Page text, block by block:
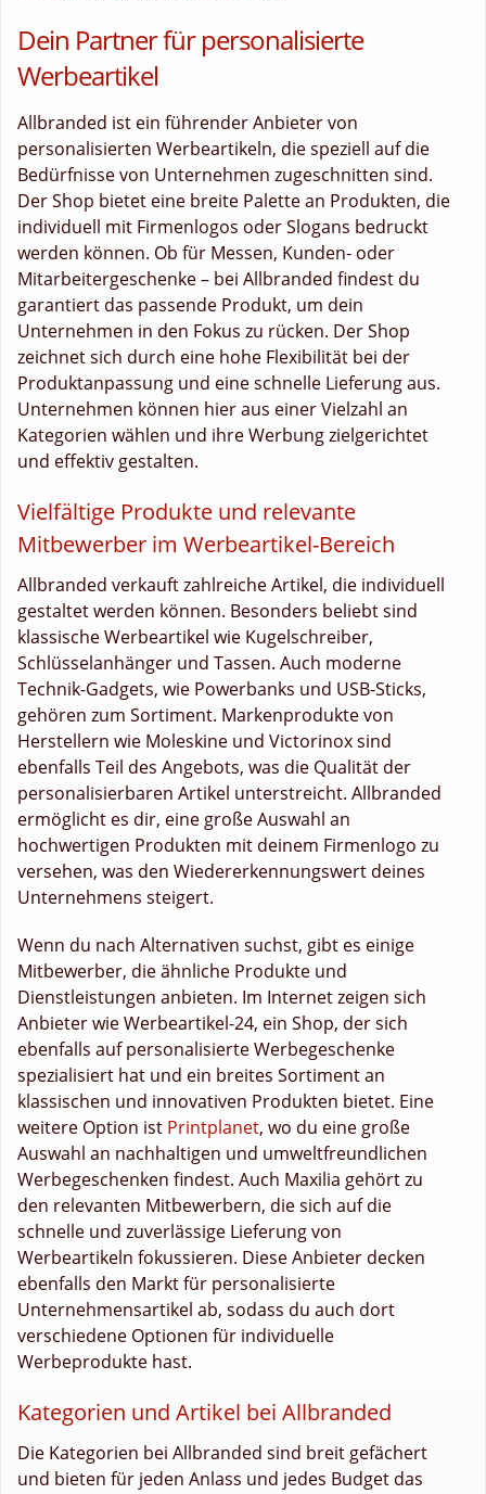
Dein Partner für personalisierte
Werbeartikel
Allbranded ist ein führender Anbieter von
personalisierten Werbeartikeln, die speziell auf die
Bedürfnisse von Unternehmen zugeschnitten sind.
Der Shop bietet eine breite Palette an Produkten, die
individuell mit Firmenlogos oder Slogans bedruckt
werden können. Ob für Messen, Kunden- oder
Mitarbeitergeschenke – bei Allbranded findest du
garantiert das passende Produkt, um dein
Unternehmen in den Fokus zu rücken. Der Shop
zeichnet sich durch eine hohe Flexibilität bei der
Produktanpassung und eine schnelle Lieferung aus.
Unternehmen können hier aus einer Vielzahl an
Kategorien wählen und ihre Werbung zielgerichtet
und effektiv gestalten.
Vielfältige Produkte und relevante
Mitbewerber im Werbeartikel-Bereich
Allbranded verkauft zahlreiche Artikel, die individuell
gestaltet werden können. Besonders beliebt sind
klassische Werbeartikel wie Kugelschreiber,
Schlüsselanhänger und Tassen. Auch moderne
Technik-Gadgets, wie Powerbanks und USB-Sticks,
gehören zum Sortiment. Markenprodukte von
Herstellern wie Moleskine und Victorinox sind
ebenfalls Teil des Angebots, was die Qualität der
personalisierbaren Artikel unterstreicht. Allbranded
ermöglicht es dir, eine große Auswahl an
hochwertigen Produkten mit deinem Firmenlogo zu
versehen, was den Wiedererkennungswert deines
Unternehmens steigert.
Wenn du nach Alternativen suchst, gibt es einige
Mitbewerber, die ähnliche Produkte und
Dienstleistungen anbieten. Im Internet zeigen sich
Anbieter wie Werbeartikel-24, ein Shop, der sich
ebenfalls auf personalisierte Werbegeschenke
spezialisiert hat und ein breites Sortiment an
klassischen und innovativen Produkten bietet. Eine
weitere Option ist Printplanet, wo du eine große
Auswahl an nachhaltigen und umweltfreundlichen
Werbegeschenken findest. Auch Maxilia gehört zu
den relevanten Mitbewerbern, die sich auf die
schnelle und zuverlässige Lieferung von
Werbeartikeln fokussieren. Diese Anbieter decken
ebenfalls den Markt für personalisierte
Unternehmensartikel ab, sodass du auch dort
verschiedene Optionen für individuelle
Werbeprodukte hast.
Kategorien und Artikel bei Allbranded
Die Kategorien bei Allbranded sind breit gefächert
und bieten für jeden Anlass und jedes Budget das